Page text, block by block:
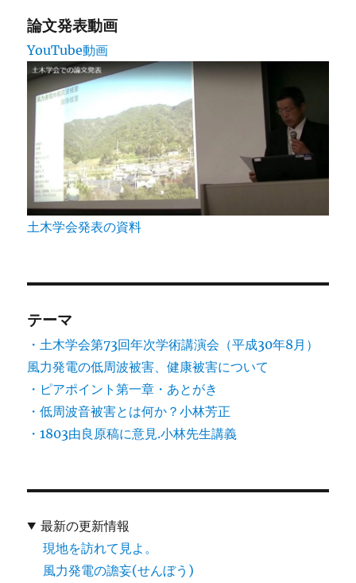
論文発表動画
YouTube動画
土木学会発表の資料
テーマ
・土木学会第73回年次学術講演会（平成30年8月）
風力発電の低周波被害、健康被害について
・ピアポイント第一章・あとがき
・低周波音被害とは何か？小林芳正
・1803由良原稿に意見.小林先生講義
最新の更新情報
現地を訪れて見よ。
風力発電の譫妄(せんぼう)